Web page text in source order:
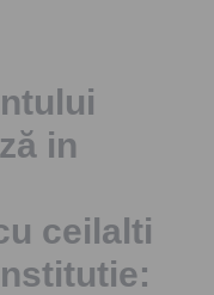
in
ceilalti